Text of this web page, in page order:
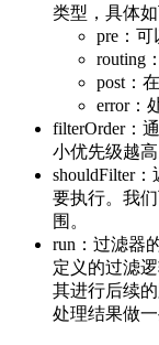
类型，具体如
pre：可
routing
post：
error：
filterOrder：
小优先级越高
shouldFilter
要执行。我
围。
run：过滤器
定义的过滤
其进行后续
处理结果做一